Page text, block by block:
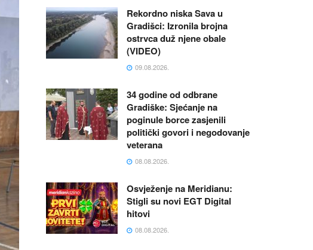
Rekordno niska Sava u
Gradišci: Izronila brojna
ostrvca duž njene obale
(VIDEO)
09.08.2026.
34 godine od odbrane
Gradiške: Sjećanje na
poginule borce zasjenili
politički govori i negodovanje
veterana
08.08.2026.
Osvježenje na Meridianu:
Stigli su novi EGT Digital
hitovi
08.08.2026.